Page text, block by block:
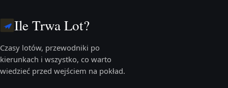
Ile Trwa Lot?
Czasy lotów, przewodniki po
kierunkach i wszystko, co warto
wiedzieć przed wejściem na pokład.